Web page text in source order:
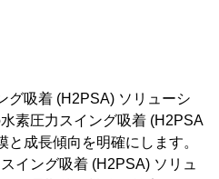
グ吸着 (H2PSA) ソリューシ
素圧力スイング吸着 (H2PSA
成長傾向を明確にします。
イング吸着 (H2PSA) ソリュ